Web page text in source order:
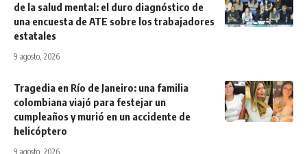
de la salud mental: el duro diagnóstico de
una encuesta de ATE sobre los trabajadores
estatales
9 agosto, 2026
Tragedia en Río de Janeiro: una familia
colombiana viajó para festejar un
cumpleaños y murió en un accidente de
helicóptero
9 agosto, 2026